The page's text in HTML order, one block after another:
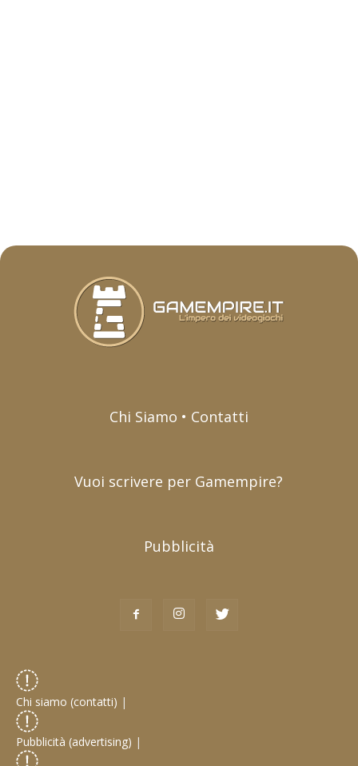
Chi Siamo • Contatti
Vuoi scrivere per Gamempire?
Pubblicità
Chi siamo (contatti) |
Pubblicità (advertising) |